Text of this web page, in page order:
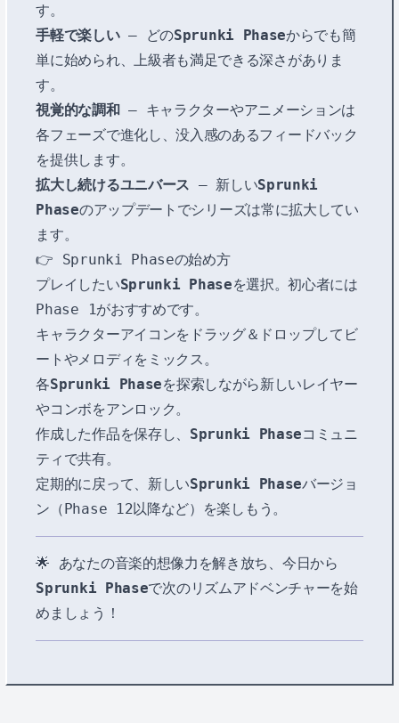
す。
手軽で楽しい– どのSprunki Phaseからでも簡
単に始められ、上級者も満足できる深さがありま
す。
視覚的な調和– キャラクターやアニメーションは
各フェーズで進化し、没入感のあるフィードバック
を提供します。
拡大し続けるユニバース – 新しいSprunki
Phaseのアップデートでシリーズは常に拡大してい
ます。
👉 Sprunki Phaseの始め方
プレイしたいSprunki Phaseを選択。初心者には
Phase 1がおすすめです。
キャラクターアイコンをドラッグ＆ドロップしてビ
ートやメロディをミックス。
各Sprunki Phaseを探索しながら新しいレイヤー
やコンボをアンロック。
作成した作品を保存し、 Sprunki Phaseコミュニ
ティで共有。
定期的に戻って、新しいSprunki Phaseバージョ
ン（Phase 12以降など）を楽しもう。
🌟 あなたの音楽的想像力を解き放ち、今日から
Sprunki Phaseで次のリズムアドベンチャーを始
めましょう！